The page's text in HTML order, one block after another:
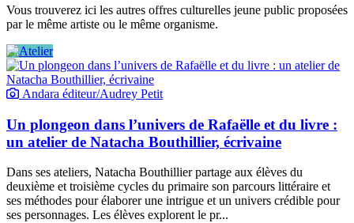
Vous trouverez ici les autres offres culturelles jeune public proposées
par le même artiste ou le même organisme.
Andara éditeur/Audrey Petit
Un plongeon dans l’univers de Rafaëlle et du livre :
un atelier de Natacha Bouthillier, écrivaine
Dans ses ateliers, Natacha Bouthillier partage aux élèves du
deuxième et troisième cycles du primaire son parcours littéraire et
ses méthodes pour élaborer une intrigue et un univers crédible pour
ses personnages. Les élèves explorent le pr...